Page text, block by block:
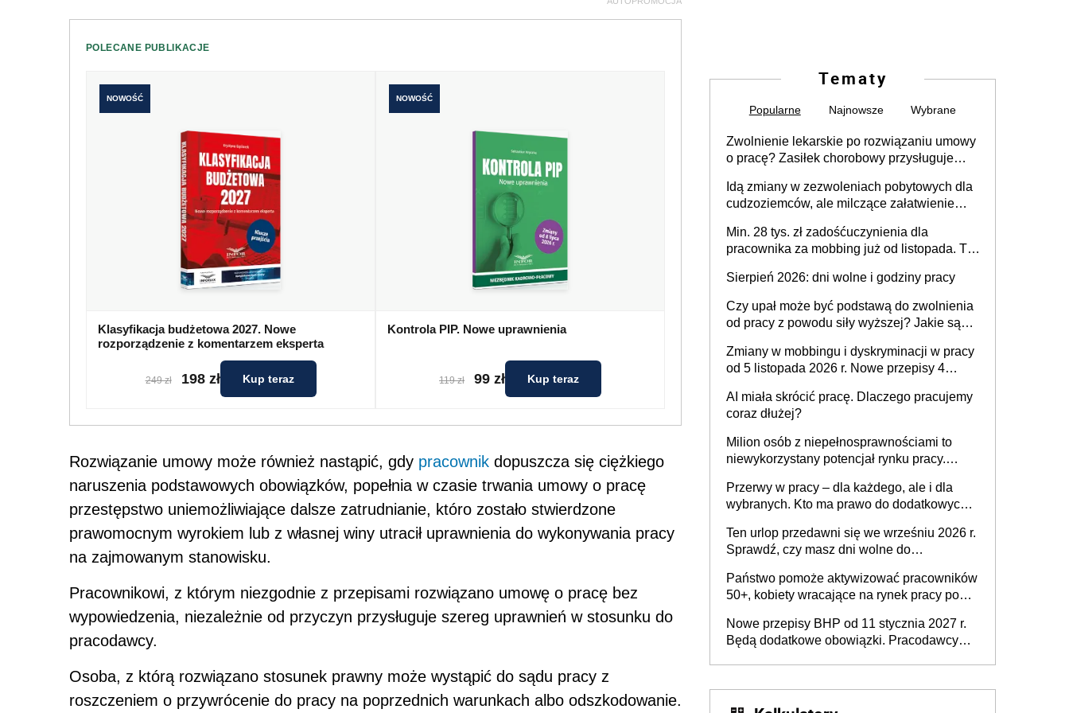
POLECANE PUBLIKACJE
NOWOŚĆ
Klasyfikacja budżetowa 2027. Nowe
rozporządzenie z komentarzem eksperta
249 zł 198 zł Kup teraz
NOWOŚĆ
Kontrola PIP. Nowe uprawnienia
119 zł 99 zł Kup teraz
Rozwiązanie umowy może również nastąpić, gdy pracownik dopuszcza się ciężkiego
naruszenia podstawowych obowiązków, popełnia w czasie trwania umowy o pracę
przestępstwo uniemożliwiające dalsze zatrudnianie, któro zostało stwierdzone
prawomocnym wyrokiem lub z własnej winy utracił uprawnienia do wykonywania pracy
na zajmowanym stanowisku.
Pracownikowi, z którym niezgodnie z przepisami rozwiązano umowę o pracę bez
wypowiedzenia, niezależnie od przyczyn przysługuje szereg uprawnień w stosunku do
pracodawcy.
Osoba, z którą rozwiązano stosunek prawny może wystąpić do sądu pracy z
roszczeniem o przywrócenie do pracy na poprzednich warunkach albo odszkodowanie.
Tematy
Popularne Najnowsze Wybrane
Zwolnienie lekarskie po rozwiązaniu umowy
o pracę? Zasiłek chorobowy przysługuje
dni od ustania stosunku pracy
Idą zmiany w zezwoleniach pobytowych dla
cudzoziemców, ale milczące załatwienie
Min. 28 tys. zł zadośćuczynienia dla
pracownika za mobbing już od listopada. To
zespołu
Sierpień 2026: dni wolne i godziny pracy
Czy upał może być podstawą do zwolnienia
od pracy z powodu siły wyższej? Jakie są
Zmiany w mobbingu i dyskryminacji w pracy
od 5 listopada 2026 r. Nowe przepisy 4
Ustaw
AI miała skrócić pracę. Dlaczego pracujemy
coraz dłużej?
Milion osób z niepełnosprawnościami to
niewykorzystany potencjał rynku pracy.
dofinansowań czy refundacji, ale bariery po
stronie systemu i świadomości
pracodawców [WYWIAD]
Przerwy w pracy – dla każdego, ale i dla
wybranych. Kto ma prawo do dodatkowych
Ten urlop przedawni się we wrześniu 2026 r.
Sprawdź, czy masz dni wolne do
Państwo pomoże aktywizować pracowników
50+, kobiety wracające na rynek pracy po
osoby neuroatypowe. Powstanie Fundusz
na rzecz Inkluzywności w Zatrudnianiu?
Nowe przepisy BHP od 11 stycznia 2027 r.
Będą dodatkowe obowiązki. Pracodawcy